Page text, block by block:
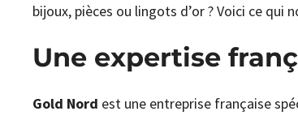
bijoux, pièces ou lingots d’or ? Voici ce qui
Une expertise
Gold Nord est une entreprise française